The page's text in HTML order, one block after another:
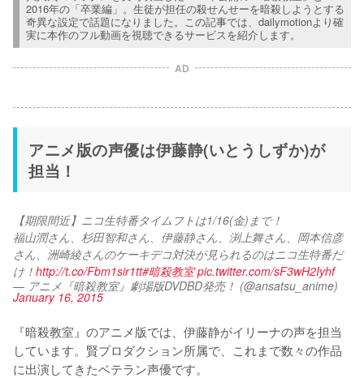
2016年の「卒業編」。生徒が担任の殺せんせーを暗殺しようとする
奇異な設定で話題になりました。この記事では、dailymotionより確
実に本作のフル動画を視聴できるサービスを紹介します。
AD
アニメ版の声優は伊藤静(いとうしずか)が
担当！
【期限間近】ニコ生特番タイムフトは1/16(金)まで！
福山潤さん、杉田智和さん、伊藤静さん、渕上舞さん、岡本信彦
さん、洲崎綾さんのケーキデコ対決が見られるのはニコ生特番だ
け！ http://t.co/Fbm1sir1tt#暗殺教室 pic.twitter.com/sF3wH2Iyhf
— アニメ『暗殺教室』劇場版DVDBD発売！ (@ansatsu_anime)
January 16, 2015
『暗殺教室』のアニメ版では、伊藤静がイリーナの声を担当
しています。賢プロダクション所属で、これまで数々の作品
に出演してきたベテラン声優です。